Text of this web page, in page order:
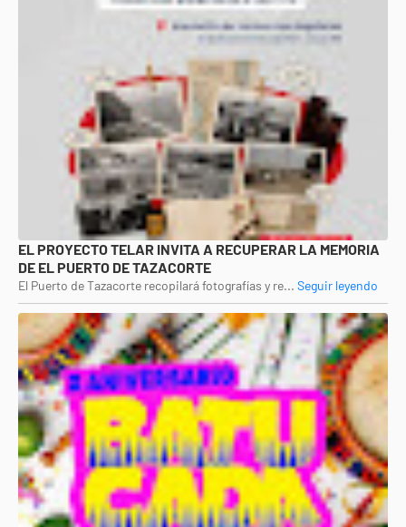
EL PROYECTO TELAR INVITA A RECUPERAR LA MEMORIA
DE EL PUERTO DE TAZACORTE
El Puerto de Tazacorte recopilará fotografías y re... Seguir leyendo